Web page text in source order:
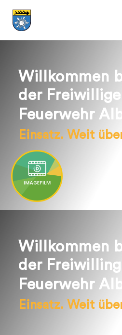
Willkommen
der
Feuerwehr
Einsatz. Weit
Willkommen
der
Feuerwehr
Einsatz. Weit